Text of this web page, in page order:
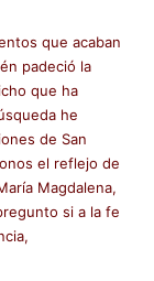
que acaban
padeció la
que ha
he
de San
el reflejo de
Magdalena,
si a la fe